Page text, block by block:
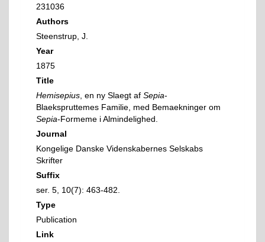
231036
Authors
Steenstrup, J.
Year
1875
Title
Hemisepius , en ny Slaegt af Sepia-
Blaekspruttemes Familie, med Bemaekninger om
Sepia-Formeme i Almindelighed.
Journal
Kongelige Danske Videnskabernes Selskabs
Skrifter
Suffix
ser. 5, 10(7): 463-482.
Type
Publication
Link